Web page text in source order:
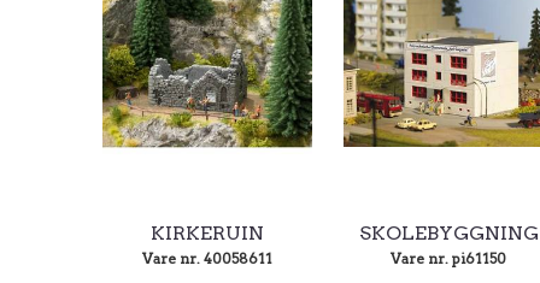
KIRKERUIN
Vare nr. 40058611
SKOLEBYGGNING
Vare nr. pi61150